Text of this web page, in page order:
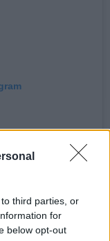
third parties, or
for
below opt-out